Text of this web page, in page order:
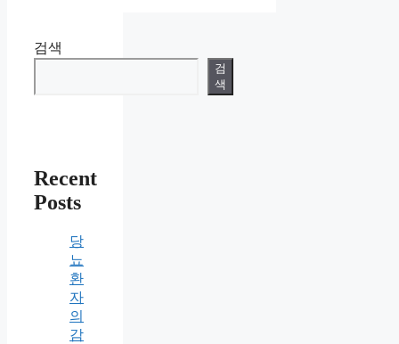
검색
검
색
Recent
Posts
당
뇨
환
자
의
감